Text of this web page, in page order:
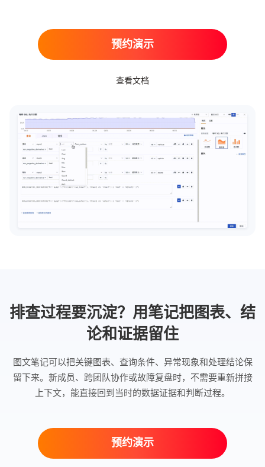
预约演示
查看文档
排查过程要沉淀？用笔记把图表、结
论和证据留住
图文笔记可以把关键图表、查询条件、异常现象和处理结论保
留下来。新成员、跨团队协作或故障复盘时，不需要重新拼接
上下文，能直接回到当时的数据证据和判断过程。
预约演示